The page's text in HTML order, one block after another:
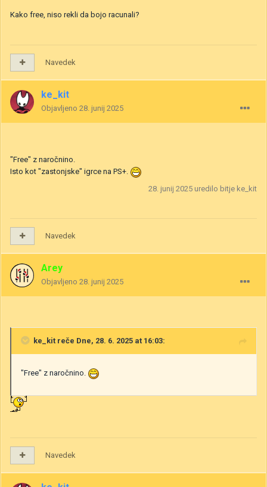
Kako free, niso rekli da bojo racunali?
Navedek
ke_kit
Objavljeno 28. junij 2025
"Free" z naročnino.
Isto kot "zastonjske" igrce na PS+.
28. junij 2025 uredilo bitje ke_kit
Navedek
Arey
Objavljeno 28. junij 2025
ke_kit reče Dne, 28. 6. 2025 at 16:03:
"Free" z naročnino.
Navedek